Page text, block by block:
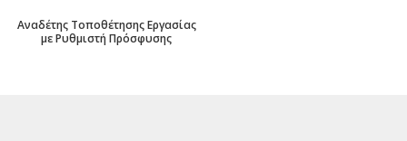
Αναδέτης Τοποθέτησης Εργασίας
με Ρυθμιστή Πρόσφυσης